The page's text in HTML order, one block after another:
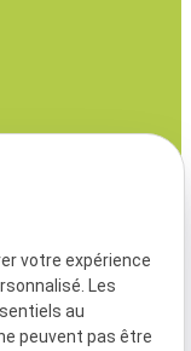
votre expérience
Les
au
peuvent pas être